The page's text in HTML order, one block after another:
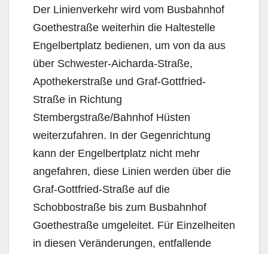
Der Linienverkehr wird vom Busbahnhof
Goethestraße weiterhin die Haltestelle
Engelbertplatz bedienen, um von da aus
über Schwester-Aicharda-Straße,
Apothekerstraße und Graf-Gottfried-
Straße in Richtung
Stembergstraße/Bahnhof Hüsten
weiterzufahren. In der Gegenrichtung
kann der Engelbertplatz nicht mehr
angefahren, diese Linien werden über die
Graf-Gottfried-Straße auf die
Schobbostraße bis zum Busbahnhof
Goethestraße umgeleitet. Für Einzelheiten
in diesen Veränderungen, entfallende